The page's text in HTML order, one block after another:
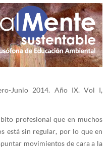
Junio 2014. Año IX. Vol I,
profesional que en muchos
está sin regular, por lo que en
movimientos de cara a la